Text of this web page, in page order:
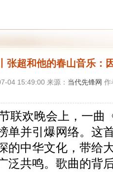
张超和他的春山音乐：
04 15:49:00 来源： 当代先锋网 作
欢晚会上，一曲
单并引爆网络。这
的中华文化，带给
泛共鸣。歌曲的背